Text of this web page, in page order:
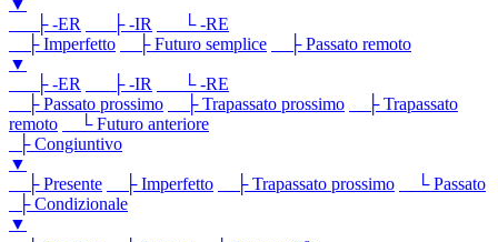
▼
├ -ER
├ -IR
└ -RE
├ Imperfetto
├ Futuro semplice
├ Passato remoto
▼
├ -ER
├ -IR
└ -RE
├ Passato prossimo
├ Trapassato prossimo
├ Trapassato
remoto
└ Futuro anteriore
├ Congiuntivo
▼
├ Presente
├ Imperfetto ├ Trapassato prossimo
└ Passato
├ Condizionale
▼